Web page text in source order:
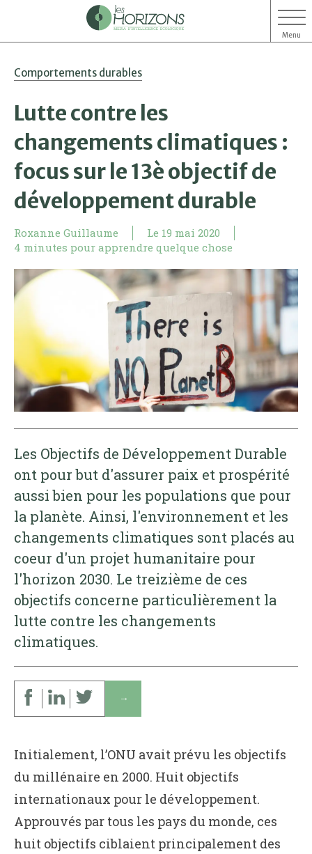
Menu
Comportements durables
Lutte contre les
changements climatiques :
focus sur le 13è objectif de
développement durable
Roxanne Guillaume Le 19 mai 2020
4 minutes pour apprendre quelque chose
Les Objectifs de Développement Durable
ont pour but d'assurer paix et prospérité
aussi bien pour les populations que pour
la planète. Ainsi, l'environnement et les
changements climatiques sont placés au
coeur d'un projet humanitaire pour
l'horizon 2030. Le treizième de ces
objectifs concerne particulièrement la
lutte contre les changements
climatiques.
↓
Initialement, l’ONU avait prévu les objectifs
du millénaire en 2000. Huit objectifs
internationaux pour le développement.
Approuvés par tous les pays du monde, ces
huit objectifs ciblaient principalement des